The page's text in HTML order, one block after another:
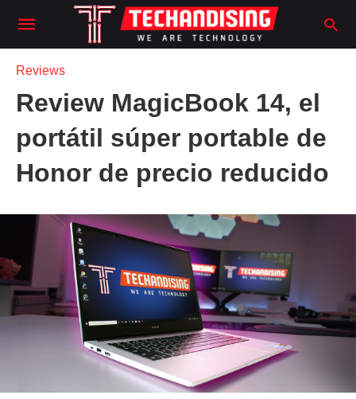
Reviews
Review MagicBook 14, el
portátil súper portable de
Honor de precio reducido